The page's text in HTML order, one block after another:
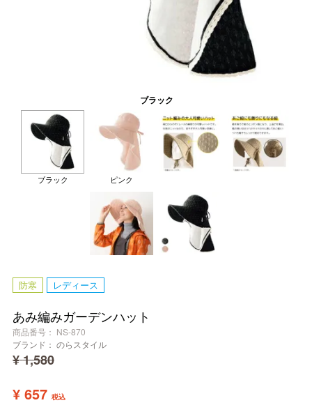
ブラック
ブラック ピンク
防寒 レディース
あみ編みガーデンハット
商品番号
NS-870
ブランド： のらスタイル
¥1,580
¥ 657 税込